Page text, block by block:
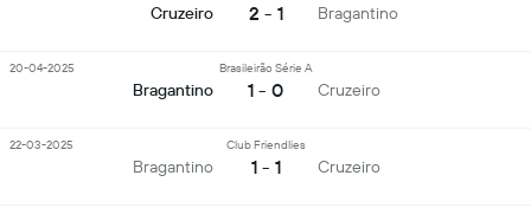
Cruzeiro 2 - 1 Bragantino
Bragantino
Brasileirão Série A
1 - 0 Cruzeiro
20-04-2025
Bragantino
Club Friendlies
1 - 1 Cruzeiro
22-03-2025